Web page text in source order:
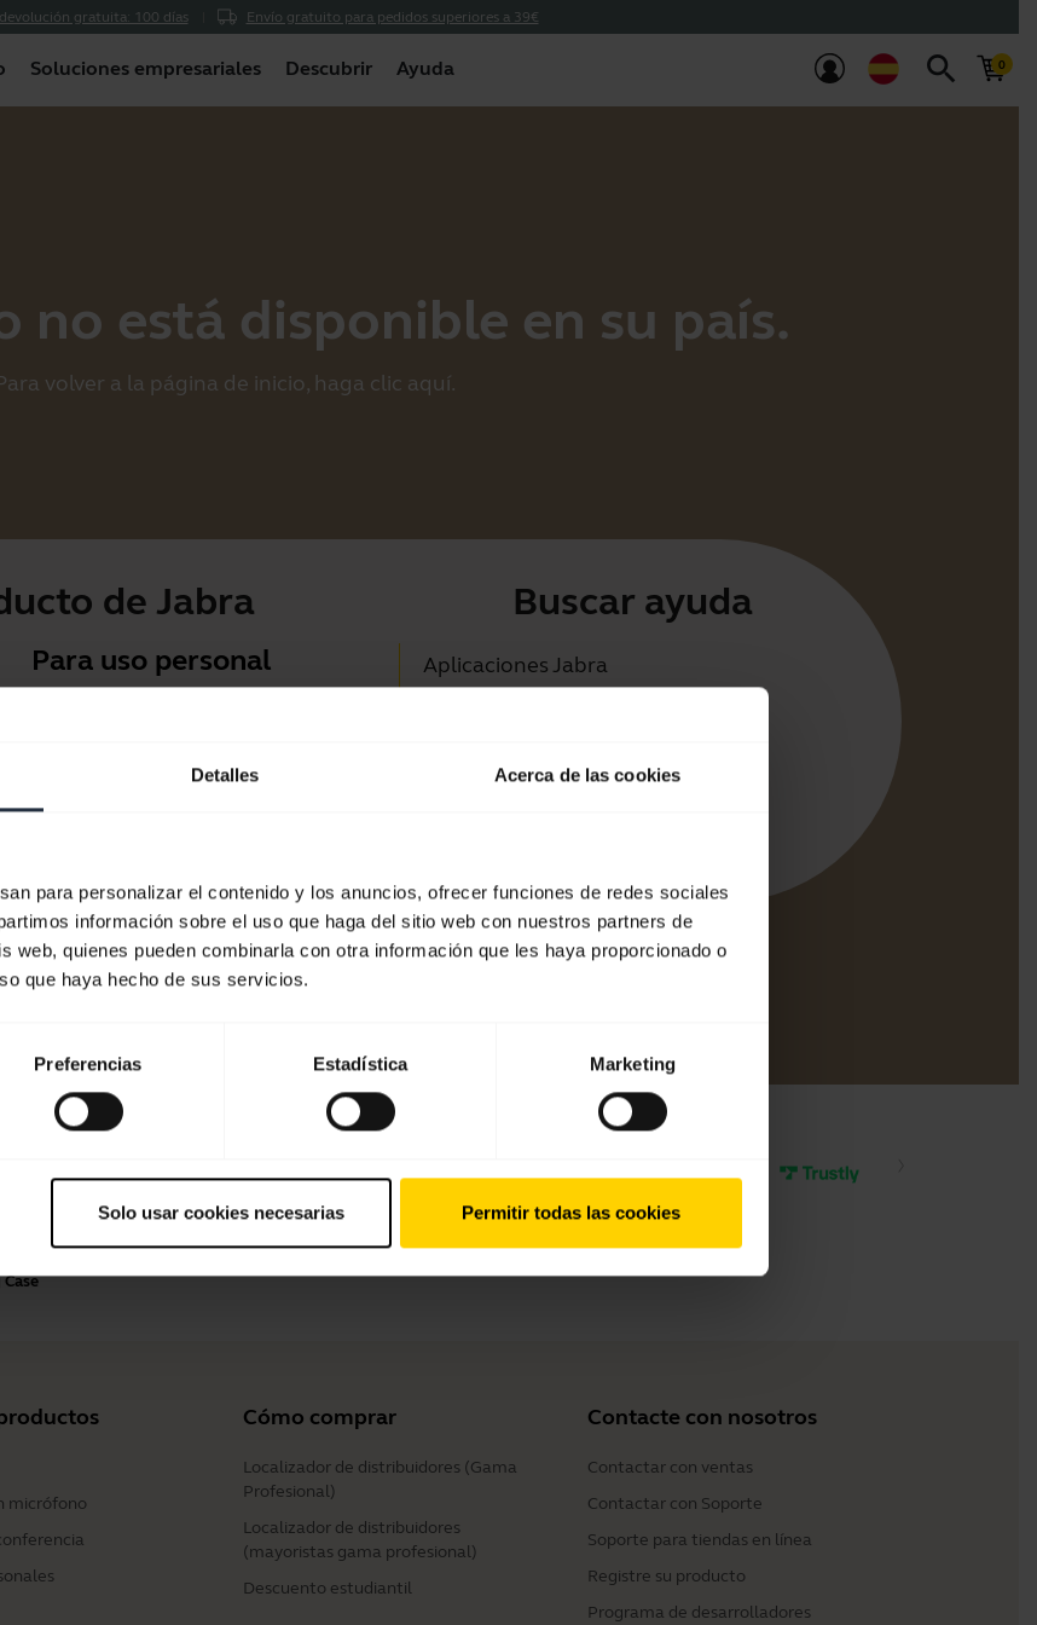
gratuita: 100 días Envío gratuito para pedidos superiores a 39€
Detalles Acerca de las cookies
para personalizar el contenido y los anuncios, ofrecer funciones de redes sociales
información sobre el uso que haga del sitio web con nuestros partners de
web, quienes pueden combinarla con otra información que les haya proporcionado o
que haya hecho de sus servicios.
Preferencias Estadística Marketing
Solo usar cookies necesarias Permitir todas las cookies
Soluciones empresariales Descubrir Ayuda search
no está disponible en su país.
volver a la página de inicio, haga clic aquí.
de Jabra
Para uso personal
Buscar ayuda
Aplicaciones Jabra
micrófono
Cómo comprar
Localizador de distribuidores (Gama
Profesional)
Localizador de distribuidores
(mayoristas gama profesional)
Descuento estudiantil
Contacte con nosotros
Contactar con ventas
Contactar con Soporte
Soporte para tiendas en línea
Registre su producto
Programa de desarrolladores